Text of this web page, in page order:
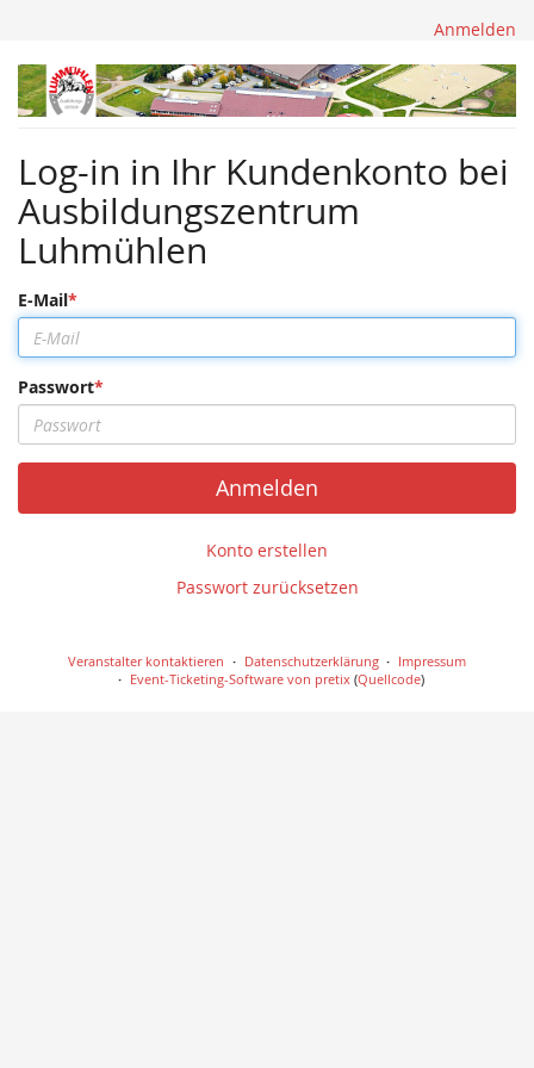
Anmelden
Ausbildungszentrum
Luhmühlen
Log-in in Ihr Kundenkonto bei
Ausbildungszentrum
Luhmühlen
E-Mail
Passwort
Anmelden
Konto erstellen
Passwort zurücksetzen
Veranstalter kontaktieren Datenschutzerklärung
Impressum
Event-Ticketing-Software von pretix(Quellcode)